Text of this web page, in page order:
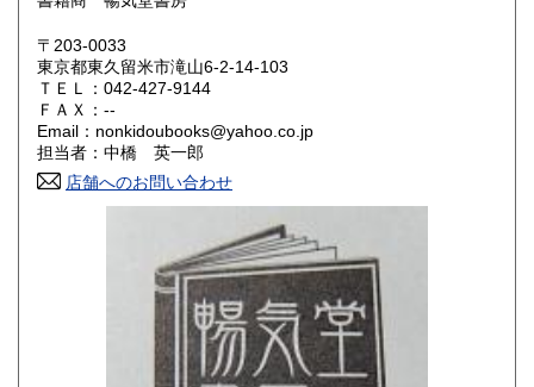
岡山県
山口県 180円
香川県 180円 愛媛県
高知県
180円 長崎県
180円 大分県
180円 鹿児島県
〒203-0033
東京都東久留米市滝山6-2-14-103
ＴＥＬ：042-427-9144
ＦＡＸ：--
Email：nonkidoubooks@yahoo.co.jp
担当者：中橋 英一郎
店舗へのお問い合わせ